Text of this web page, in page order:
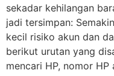
sekadar kehilangan
jadi tersimpan:
kecil risiko akun dan
berikut urutan yang
mencari HP, nomor HP